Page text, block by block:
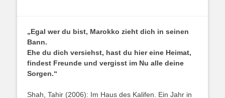
„Egal wer du bist, Marokko zieht dich in seinen
Bann.
Ehe du dich versiehst, hast du hier eine Heimat,
findest Freunde und vergisst im Nu alle deine
Sorgen.“
Shah, Tahir (2006): Im Haus des Kalifen. Ein Jahr in